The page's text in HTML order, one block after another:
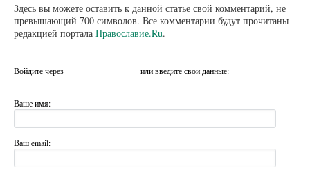
Здесь вы можете оставить к данной статье свой комментарий, не
превышающий 700 символов. Все комментарии будут прочитаны
редакцией портала Православие.Ru.
Войдите через или введите свои данные:
Ваше имя:
Ваш email: